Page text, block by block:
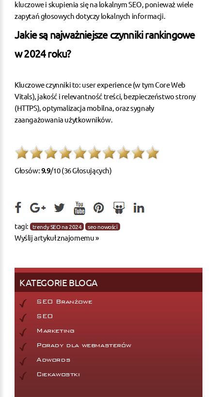
kluczowe i skupienia się na lokalnym SEO, ponieważ wiele
zapytań głosowych dotyczy lokalnych informacji.
Jakie są najważniejsze czynniki rankingowe
w 2024 roku?
Kluczowe czynniki to: user experience (w tym Core Web
Vitals), jakość i relevantność treści, bezpieczeństwo strony
(HTTPS), optymalizacja mobilna, oraz sygnały
zaangażowania użytkowników.
Głosów:9.9/10 (36 Głosujących)
tagi: trendy SEO na 2024 seo nowości
Wyślij artykuł znajomemu »
KATEGORIE BLOGA
SEO Branżowe
SEO
Marketing
Porady dla webmasterów
Adwords
Ciekawostki